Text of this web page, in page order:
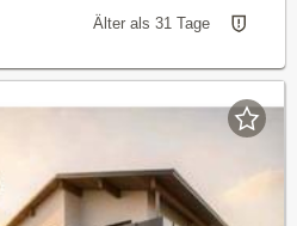
Älter als 31 Tage